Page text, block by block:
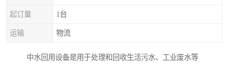
起订量 1台
运输 物流
中水回用设备是用于处理和回收生活污水、工业废水等